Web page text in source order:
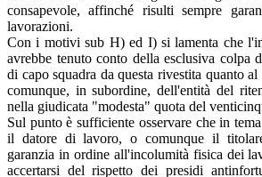
consapevole, affinché risulti sempre
lavorazioni.
Con i motivi sub H) ed I) si lamenta che
avrebbe tenuto conto della esclusiva colpa
di capo squadra da questa rivestita quanto
comunque, in subordine, dell'entità del
nella giudicata "modesta" quota del
Sul punto è sufficiente osservare che in
il datore di lavoro, o comunque il
garanzia in ordine all'incolumità fisica dei
accertarsi del rispetto dei presidi